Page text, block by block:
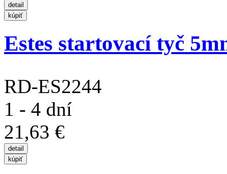
Estes startovací tyč
RD-ES2244
1 - 4 dní
21,63 €